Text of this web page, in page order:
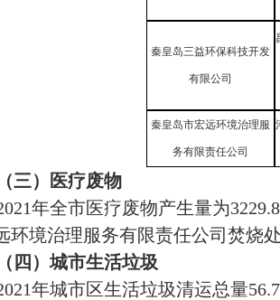
秦皇岛三益环保科技开发
有限公司
秦皇岛市宏远环境治理服
务有限责任公司
（三）医疗废物
年全市医疗废物产生量为
环境治理服务有限责任公司焚烧
（四）城市生活垃圾
年城市区生活垃圾清运总量